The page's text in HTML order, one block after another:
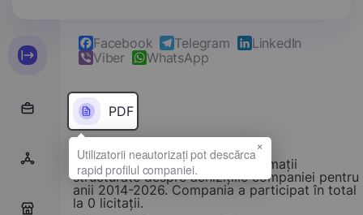
0
Facebook Telegram
LinkedIn
Viber
WhatsApp
PDF
Acest compartiment oferă informații
structurate despre achizițiile companiei pentru
anii 2014-2026. Compania a participat în total
la 0 licitații.
×